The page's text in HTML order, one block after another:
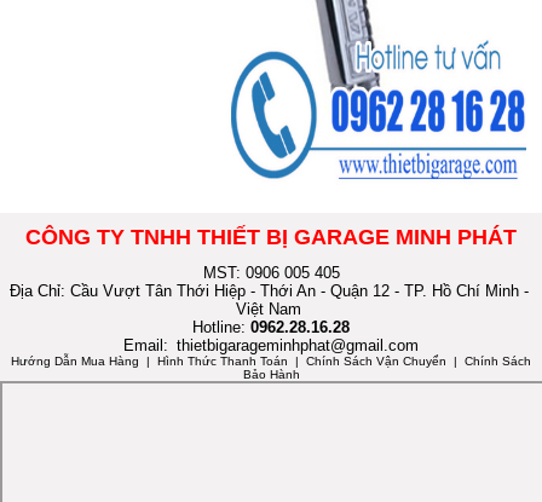
CÔNG TY TNHH THIẾT BỊ GARAGE MINH PHÁT
MST: 0906 005 405
Địa Chỉ: Cầu Vượt Tân Thới Hiệp - Thới An - Quận 12 - TP. Hồ Chí Minh -
Việt Nam
Hotline: 0962.28.16.28
Email: thietbigarageminhphat@gmail.com
Hướng Dẫn Mua Hàng | Hình Thức Thanh Toán | Chính Sách Vận Chuyển | Chính Sách
Bảo Hành